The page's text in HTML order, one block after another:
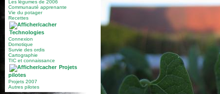
Les légumes de 2006
Communauté apprenante
Vie du potager
Recettes
Technologies
Connexion
Domotique
Survie des ordis
Cartographie
TIC et connaissance
Projets
pilotes
Projets 2007
Autres pilotes